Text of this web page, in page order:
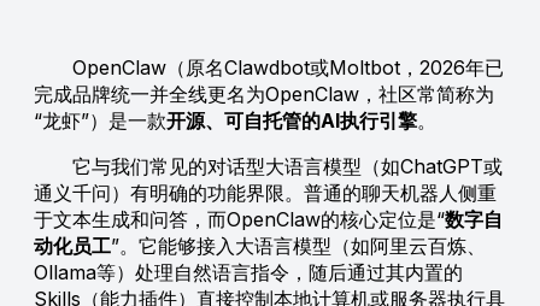
OpenClaw（原名Clawdbot或Moltbot，2026年已
完成品牌统一并全线更名为OpenClaw，社区常简称为
“龙虾”）是一款开源、可自托管的AI执行引擎。
它与我们常见的对话型大语言模型（如ChatGPT或
通义千问）有明确的功能界限。普通的聊天机器人侧重
于文本生成和问答，而OpenClaw的核心定位是“数字自
动化员工”。它能够接入大语言模型（如阿里云百炼、
Ollama等）处理自然语言指令，随后通过其内置的
Skills（能力插件）直接控制本地计算机或服务器执行具